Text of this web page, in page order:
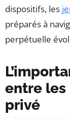
dispositifs, les
préparés à
perpétuelle
entre
privé